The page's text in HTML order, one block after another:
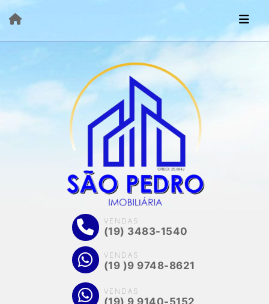
VENDAS
(19) 3483-1540
VENDAS
(19 )9 9748-8621
VENDAS
(19) 9 9140-5152